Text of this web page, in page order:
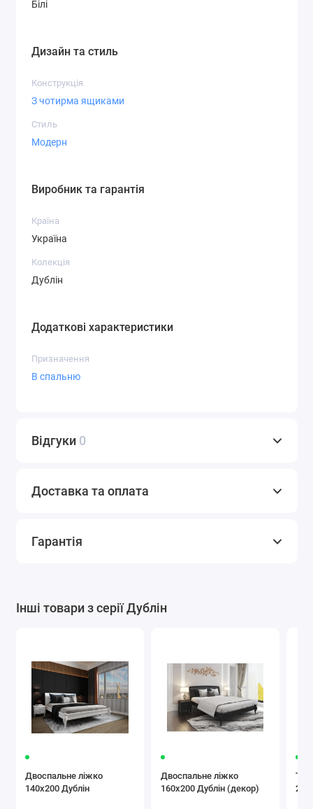
Білі
Дизайн та стиль
Конструкція
З чотирма ящиками
Стиль
Модерн
Виробник та гарантія
Країна
Україна
Колекція
Дублін
Додаткові характеристики
Призначення
В спальню
Відгуки 0
Доставка та оплата
Гарантія
Інші товари з серії Дублін
Двоспальне ліжко
140x200 Дублін
Двоспальне ліжко
160x200 Дублін (декор)
2Ш